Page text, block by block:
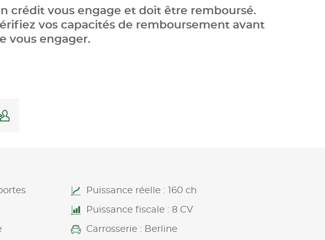
crédit vous engage et doit être remboursé.
vos capacités de remboursement avant
vous engager.
Puissance réelle : 160 ch
Puissance fiscale : 8 CV
Carrosserie : Berline